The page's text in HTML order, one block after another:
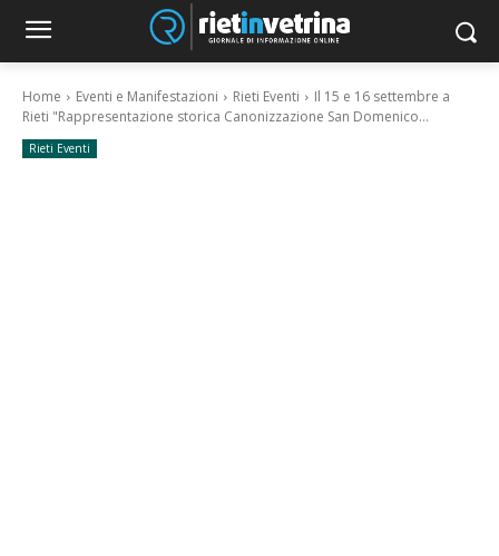
Home Eventi e Manifestazioni Rieti Eventi
Il 15 e 16 settembre a
Rieti "Rappresentazione storica Canonizzazione San Domenico...
Rieti Eventi